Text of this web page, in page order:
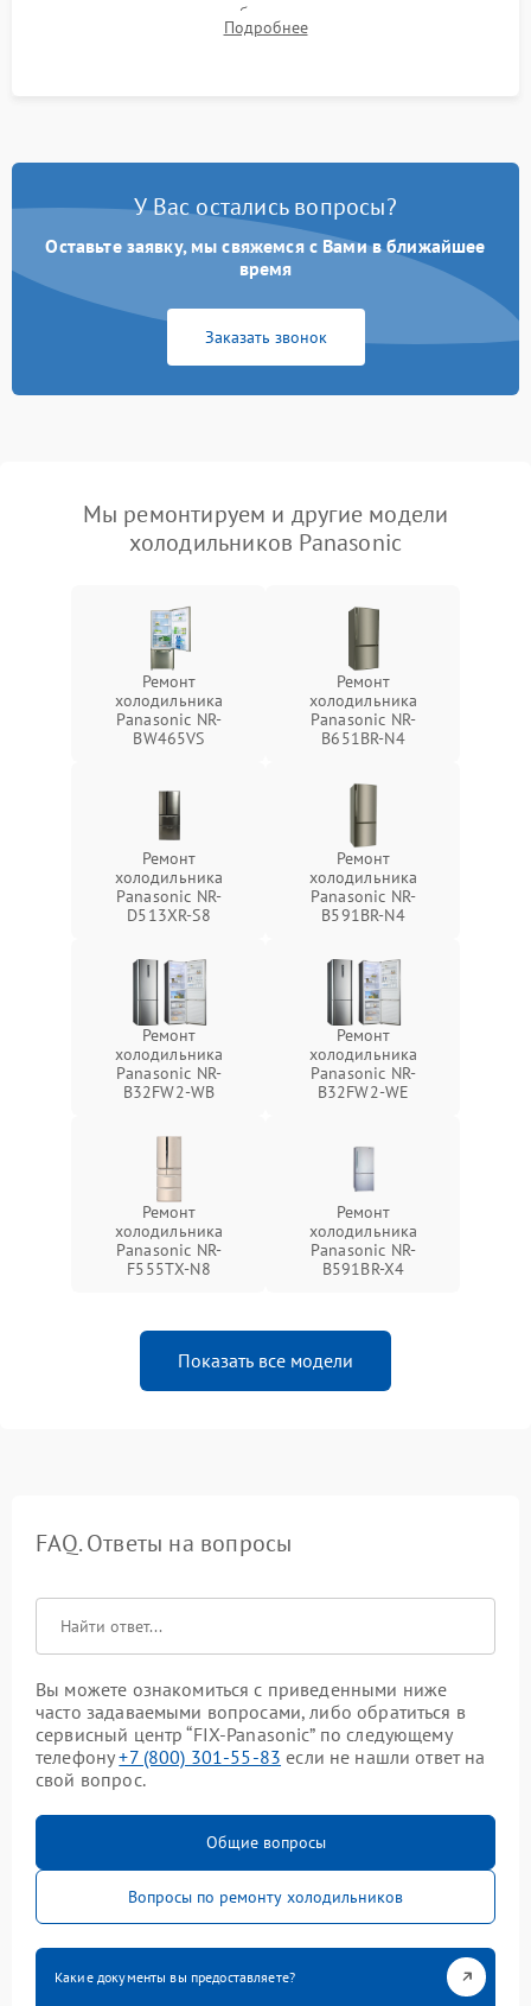
компрессора, отсутствия обмерзания стенок и корректного
срабатывания системы автоматической оттайки.
Подробнее
У Вас остались вопросы?
Оставьте заявку, мы свяжемся с Вами в ближайшее
время
Заказать звонок
Мы ремонтируем и другие модели
холодильников Panasonic
Ремонт
холодильника
Panasonic NR-
BW465VS
Ремонт
холодильника
Panasonic NR-
B651BR-N4
Ремонт
холодильника
Panasonic NR-
D513XR-S8
Ремонт
холодильника
Panasonic NR-
B591BR-N4
Ремонт
холодильника
Panasonic NR-
B32FW2-WB
Ремонт
холодильника
Panasonic NR-
B32FW2-WE
Ремонт
холодильника
Panasonic NR-
F555TX-N8
Ремонт
холодильника
Panasonic NR-
B591BR-X4
Показать все модели
FAQ. Ответы на вопросы
Вы можете ознакомиться с приведенными ниже
часто задаваемыми вопросами, либо обратиться в
сервисный центр “FIX-Panasonic” по следующему
телефону+7 (800) 301-55-83 если не нашли ответ на
свой вопрос.
Общие вопросы
Вопросы по ремонту холодильников
Какие документы вы предоставляете?